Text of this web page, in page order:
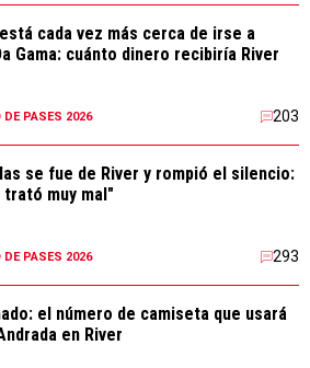
cada vez más cerca de irse a
Gama: cuánto dinero recibiría River
DE PASES 2026 203
se fue de River y rompió el silencio:
trató muy mal"
DE PASES 2026 293
el número de camiseta que usará
en River